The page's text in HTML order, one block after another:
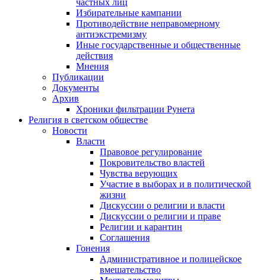
частных лиц
Избирательные кампании
Противодействие неправомерному
антиэкстремизму
Иные государственные и общественные
действия
Мнения
Публикации
Документы
Архив
Хроники фильтрации Рунета
Религия в светском обществе
Новости
Власти
Правовое регулирование
Покровительство властей
Чувства верующих
Участие в выборах и в политической
жизни
Дискуссии о религии и власти
Дискуссии о религии и праве
Религии и карантин
Соглашения
Гонения
Административное и полицейское
вмешательство